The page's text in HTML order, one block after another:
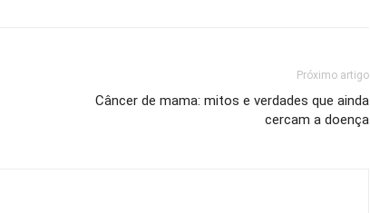
Próximo artigo
Câncer de mama: mitos e verdades que ainda
cercam a doença